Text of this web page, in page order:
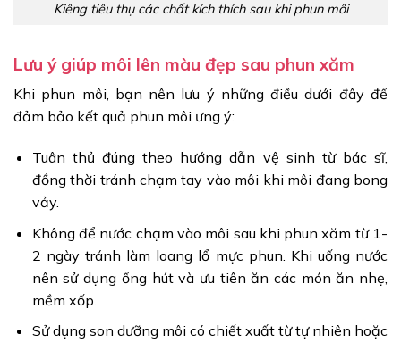
Kiêng tiêu thụ các chất kích thích sau khi phun môi
Lưu ý giúp môi lên màu đẹp sau phun xăm
Khi phun môi, bạn nên lưu ý những điều dưới đây để
đảm bảo kết quả phun môi ưng ý:
Tuân thủ đúng theo hướng dẫn vệ sinh từ bác sĩ,
đồng thời tránh chạm tay vào môi khi môi đang bong
vảy.
Không để nước chạm vào môi sau khi phun xăm từ 1-
2 ngày tránh làm loang lổ mực phun. Khi uống nước
nên sử dụng ống hút và ưu tiên ăn các món ăn nhẹ,
mềm xốp.
Sử dụng son dưỡng môi có chiết xuất từ tự nhiên hoặc